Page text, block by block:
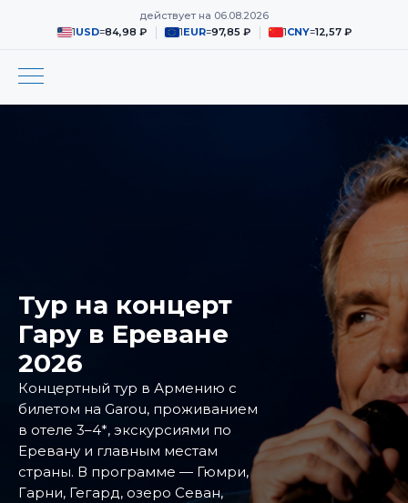
действует на 06.08.2026
1USD=84,98 ₽ 1EUR=97,85 ₽ 1CNY=12,57 ₽
Тур на концерт
Гару в Ереване
2026
Концертный тур в Армению с
билетом на Garou, проживанием
в отеле 3–4*, экскурсиями по
Еревану и главным местам
страны. В программе — Гюмри,
Гарни, Гегард, озеро Севан,